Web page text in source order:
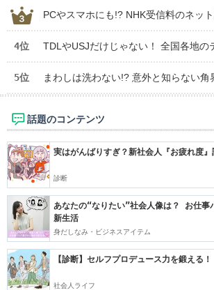
PCやスマホにも!? NHK受信料のネット
4位 TDLやUSJだけじゃない！ 全国各地の
5位 まわしは洗わない!? 意外と知らない角
話題のコンテンツ
実はがんばりすぎ？新社会人『お疲れ度』
診断
あなたの“なりたい”社会人像は？ お仕事
新生活
身だしなみ・ビジネスアイテム
【診断】セルフプロデュース力を鍛える
社会人ライフ